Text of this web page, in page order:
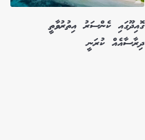
ގޮއިދޫގައި ކެންސަރު އިތުރުވާތީ
ދިރާސާއެއް ކުރަނީ